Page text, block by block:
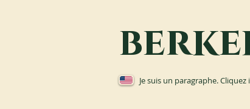
Je suis un paragraphe.